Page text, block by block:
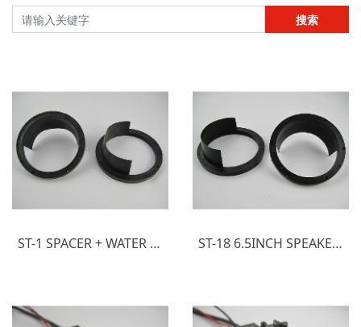
搜索
ST-1 SPACER + WATER PROOF ST-18 6.5INCH SPEAKER SPACER + WATER PROOF